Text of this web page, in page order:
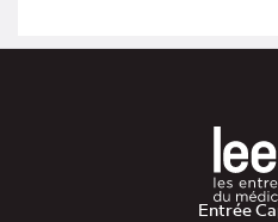
Entrée